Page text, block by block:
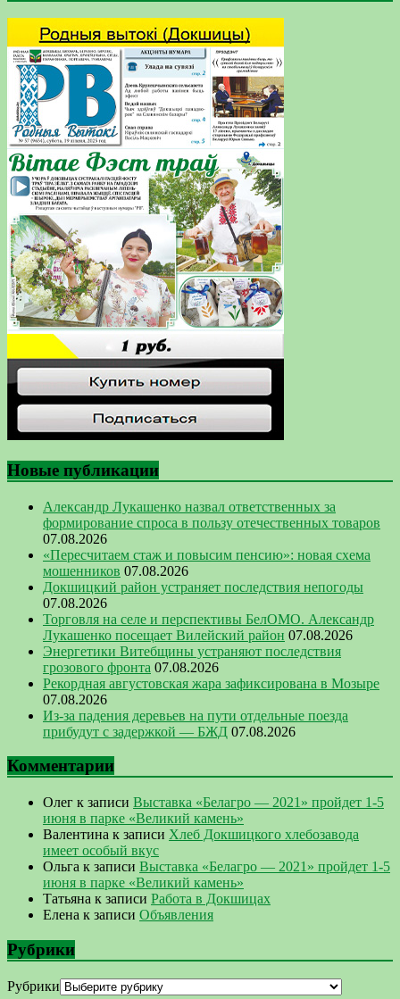
Новые публикации
Александр Лукашенко назвал ответственных за
формирование спроса в пользу отечественных товаров
07.08.2026
«Пересчитаем стаж и повысим пенсию»: новая схема
мошенников 07.08.2026
Докшицкий район устраняет последствия непогоды
07.08.2026
Торговля на селе и перспективы БелОМО. Александр
Лукашенко посещает Вилейский район 07.08.2026
Энергетики Витебщины устраняют последствия
грозового фронта 07.08.2026
Рекордная августовская жара зафиксирована в Мозыре
07.08.2026
Из-за падения деревьев на пути отдельные поезда
прибудут с задержкой — БЖД 07.08.2026
Комментарии
Олег к записи Выставка «Белагро — 2021» пройдет 1-5
июня в парке «Великий камень»
Валентина к записи Хлеб Докшицкого хлебозавода
имеет особый вкус
Ольга к записи Выставка «Белагро — 2021» пройдет 1-5
июня в парке «Великий камень»
Татьяна к записи Работа в Докшицах
Елена к записи Объявления
Рубрики
Рубрики